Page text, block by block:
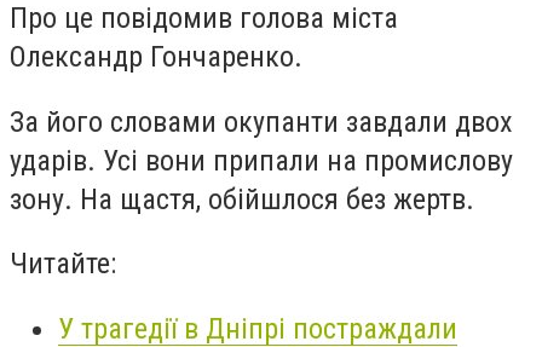
Про це повідомив голова міста
Олександр Гончаренко.
За його словами окупанти завдали двох
ударів. Усі вони припали на промислову
зону. На щастя, обійшлося без жертв.
Читайте:
У трагедії в Дніпрі постраждали